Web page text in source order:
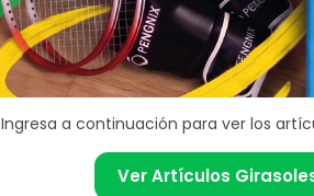
Ingresa a continuación para ver los
Ver Artículos